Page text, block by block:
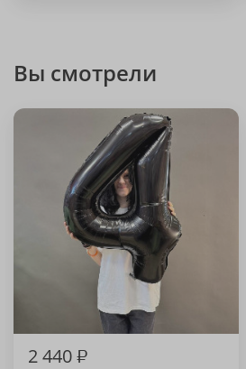
Вы смотрели
2 440₽